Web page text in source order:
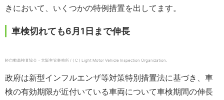
きにおいて、いくつかの特例措置を出してます。
車検切れても6月1日まで伸長
軽自動車検査協会・大阪主管事務所 / ( C ) Light Motor Vehicle Inspection Organization.
政府は新型インフルエンザ等対策特別措置法に基づき、車
検の有効期限が近付いている車両について車検期間の伸長